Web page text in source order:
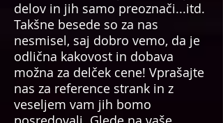
delov in jih samo preoznači...itd.
Takšne besede so za nas
nesmisel, saj dobro vemo, da je
odlična kakovost in dobava
možna za delček cene! Vprašajte
nas za reference strank in z
veseljem vam jih bomo